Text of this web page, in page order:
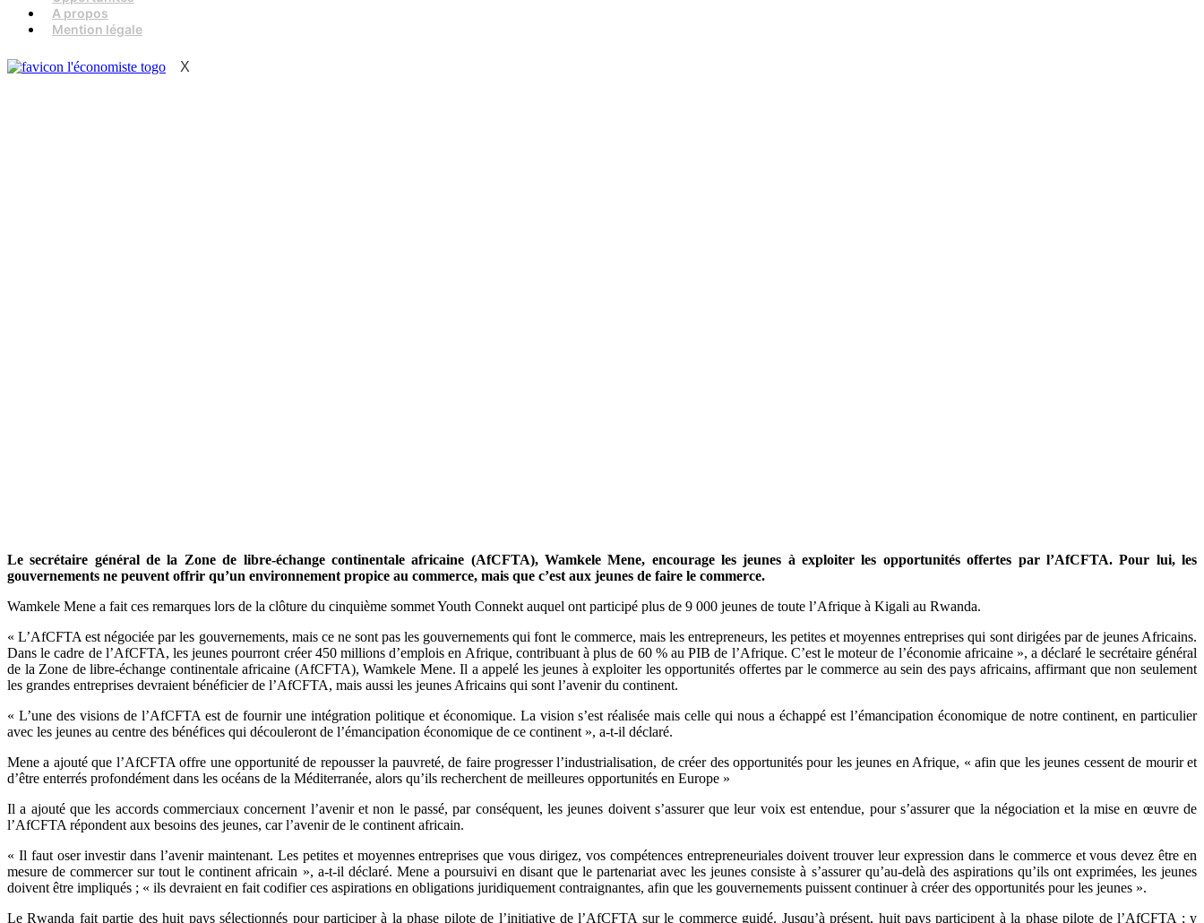
A propos
Mention légale
X
Le secrétaire général de la Zone de libre-échange continentale africaine (AfCFTA), Wamkele Mene, encourage les jeunes à exploiter les opportunités offertes par l’AfCFTA. Pour lui, les
gouvernements ne peuvent offrir qu’un environnement propice au commerce, mais que c’est aux jeunes de faire le commerce.
Wamkele Mene a fait ces remarques lors de la clôture du cinquième sommet Youth Connekt auquel ont participé plus de 9 000 jeunes de toute l’Afrique à Kigali au Rwanda.
« L’AfCFTA est négociée par les gouvernements, mais ce ne sont pas les gouvernements qui font le commerce, mais les entrepreneurs, les petites et moyennes entreprises qui sont dirigées par de jeunes Africains.
Dans le cadre de l’AfCFTA, les jeunes pourront créer 450 millions d’emplois en Afrique, contribuant à plus de 60 % au PIB de l’Afrique. C’est le moteur de l’économie africaine », a déclaré le secrétaire général
de la Zone de libre-échange continentale africaine (AfCFTA), Wamkele Mene. Il a appelé les jeunes à exploiter les opportunités offertes par le commerce au sein des pays africains, affirmant que non seulement
les grandes entreprises devraient bénéficier de l’AfCFTA, mais aussi les jeunes Africains qui sont l’avenir du continent.
« L’une des visions de l’AfCFTA est de fournir une intégration politique et économique. La vision s’est réalisée mais celle qui nous a échappé est l’émancipation économique de notre continent, en particulier
avec les jeunes au centre des bénéfices qui découleront de l’émancipation économique de ce continent », a-t-il déclaré.
Mene a ajouté que l’AfCFTA offre une opportunité de repousser la pauvreté, de faire progresser l’industrialisation, de créer des opportunités pour les jeunes en Afrique, « afin que les jeunes cessent de mourir et
d’être enterrés profondément dans les océans de la Méditerranée, alors qu’ils recherchent de meilleures opportunités en Europe »
Il a ajouté que les accords commerciaux concernent l’avenir et non le passé, par conséquent, les jeunes doivent s’assurer que leur voix est entendue, pour s’assurer que la négociation et la mise en œuvre de
l’AfCFTA répondent aux besoins des jeunes, car l’avenir de le continent africain.
« Il faut oser investir dans l’avenir maintenant. Les petites et moyennes entreprises que vous dirigez, vos compétences entrepreneuriales doivent trouver leur expression dans le commerce et vous devez être en
mesure de commercer sur tout le continent africain », a-t-il déclaré. Mene a poursuivi en disant que le partenariat avec les jeunes consiste à s’assurer qu’au-delà des aspirations qu’ils ont exprimées, les jeunes
doivent être impliqués ; « ils devraient en fait codifier ces aspirations en obligations juridiquement contraignantes, afin que les gouvernements puissent continuer à créer des opportunités pour les jeunes ».
Le Rwanda fait partie des huit pays sélectionnés pour participer à la phase pilote de l’initiative de l’AfCFTA sur le commerce guidé. Jusqu’à présent, huit pays participent à la phase pilote de l’AfCFTA ; y